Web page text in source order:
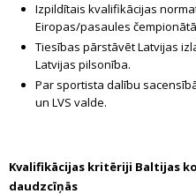
Izpildītais kvalifikācijas
Eiropas/pasaules
Tiesības pārstāvēt Latvijas
Latvijas pilsonība.
Par sportista dalību
un LVS valde.
Kvalifikācijas kritēriji Baltijas
daudzcīņās